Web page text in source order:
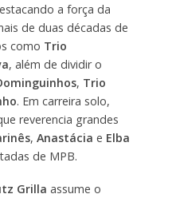
a força da
de duas décadas de
como Trio
, além de dividir o
, Trio
. Em carreira solo,
reverencia grandes
, Anastácia e Elba
de MPB.
Grilla assume o